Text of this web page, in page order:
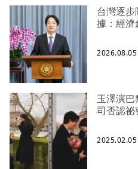
台灣逐
據：經
玉澤演
司否認祕